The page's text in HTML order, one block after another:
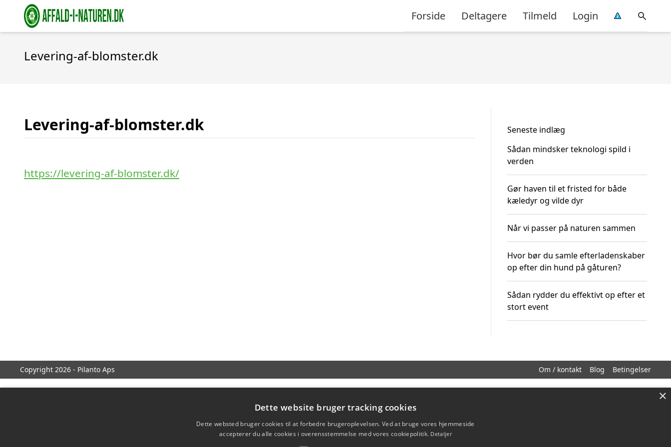
Forside Deltagere Tilmeld Login
Levering-af-blomster.dk
Levering-af-blomster.dk
https://levering-af-blomster.dk/
Seneste indlæg
Sådan mindsker teknologi spild i
verden
Gør haven til et fristed for både
kæledyr og vilde dyr
Når vi passer på naturen sammen
Hvor bør du samle efterladenskaber
op efter din hund på gåturen?
Sådan rydder du effektivt op efter et
stort event
Copyright 2026 - Pilanto Aps Om / kontakt Blog Betingelser
×
Dette website bruger tracking cookies
Dette websted bruger cookies til at forbedre brugeroplevelsen. Ved at bruge vores hjemmeside
accepterer du alle cookies i overensstemmelse med vores cookiepolitik. Detaljer